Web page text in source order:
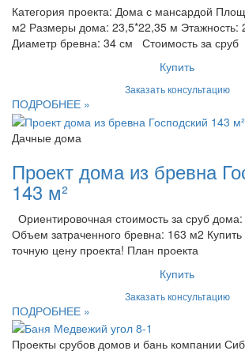
Категория проекта: Дома с мансардой
м2 Размеры дома: 23,5*22,35 м Этажность:
Диаметр бревна: 34 см Стоимость за сруб
Купить
Заказать консультацию
ПОДРОБНЕЕ »
Дачные дома
Проект дома из бревна
143 м²
Ориентировочная стоимость за сруб
Объем затраченного бревна: 163 м2
точную цену проекта! План проекта
Купить
Заказать консультацию
ПОДРОБНЕЕ »
Проекты срубов домов и бань компании